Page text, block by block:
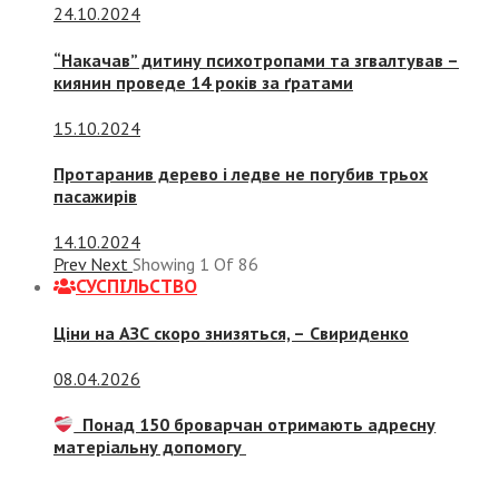
24.10.2024
“Накачав” дитину психотропами та згвалтував –
киянин проведе 14 років за ґратами
15.10.2024
Протаранив дерево і ледве не погубив трьох
пасажирів
14.10.2024
Prev Next Showing 1 Of 86
СУСПIЛЬСТВО
Ціни на АЗС скоро знизяться, – Свириденко
08.04.2026
Понад 150 броварчан отримають адресну
матеріальну допомогу